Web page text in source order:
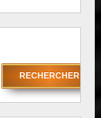
RECHERCHER